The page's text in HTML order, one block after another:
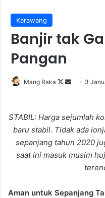
Karawang
Banjir tak
Pangan
Mang Raka
Follow
Send 3
STABIL: Harga sejumlah
baru stabil. Tidak ada
sepanjang tahun 2020
saat ini masuk musim
Aman untuk Sepanjang